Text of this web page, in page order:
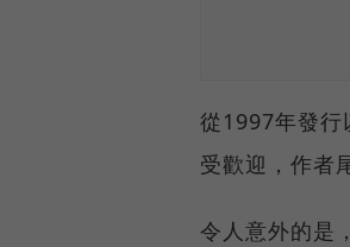
從1997年發行
受歡迎，作者
令人意外的是